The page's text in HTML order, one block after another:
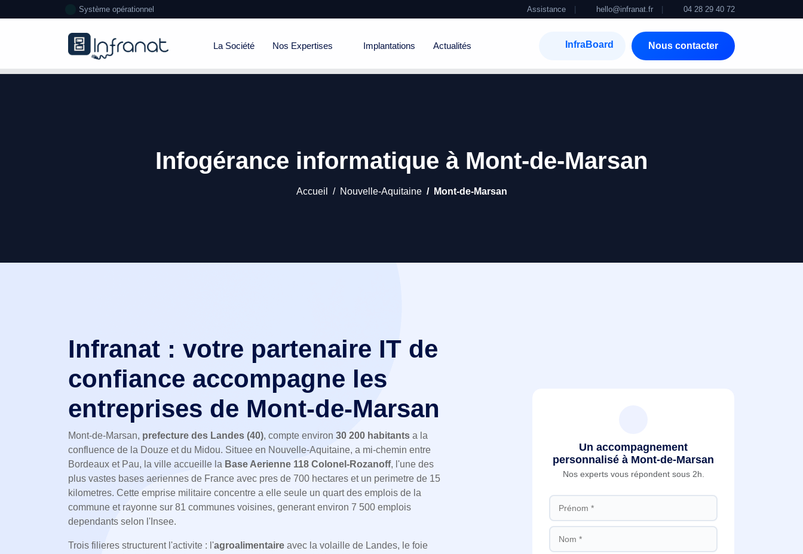
Système opérationnel Assistance hello@infranat.fr 04 28 29 40 72
La Société Nos Expertises Implantations Actualités InfraBoard Nous contacter
Infogérance informatique à Mont-de-Marsan
Accueil Nouvelle-Aquitaine Mont-de-Marsan
Infranat : votre partenaire IT de
confiance accompagne les
entreprises de Mont-de-Marsan
Mont-de-Marsan, prefecture des Landes (40), compte environ 30 200 habitants a la
confluence de la Douze et du Midou. Situee en Nouvelle-Aquitaine, a mi-chemin entre
Bordeaux et Pau, la ville accueille la Base Aerienne 118 Colonel-Rozanoff, l'une des
plus vastes bases aeriennes de France avec pres de 700 hectares et un perimetre de 15
kilometres. Cette emprise militaire concentre a elle seule un quart des emplois de la
commune et rayonne sur 81 communes voisines, generant environ 7 500 emplois
dependants selon l'Insee.
Trois filieres structurent l'activite : l'agroalimentaire avec la volaille de Landes, le foie
Un accompagnement
personnalisé à Mont-de-Marsan
Nos experts vous répondent sous 2h.